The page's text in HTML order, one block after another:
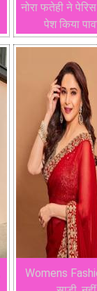
नोरा फतेही ने
पेश किया
Womens